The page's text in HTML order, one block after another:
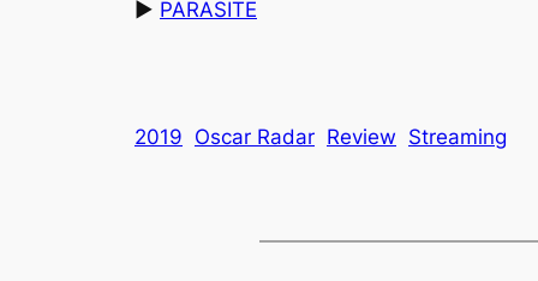
▶︎ PARASITE
2019 Oscar Radar Review Streaming